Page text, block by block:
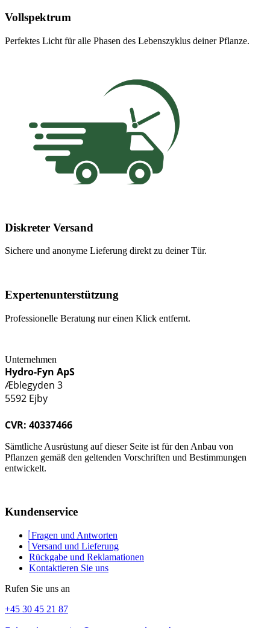
Vollspektrum
Perfektes Licht für alle Phasen des Lebenszyklus deiner Pflanze.
Diskreter Versand
Sichere und anonyme Lieferung direkt zu deiner Tür.
Expertenunterstützung
Professionelle Beratung nur einen Klick entfernt.
Unternehmen
Hydro-Fyn ApS
Æblegyden 3
5592 Ejby
CVR: 40337466
Sämtliche Ausrüstung auf dieser Seite ist für den Anbau von
Pflanzen gemäß den geltenden Vorschriften und Bestimmungen
entwickelt.
Kundenservice
Fragen und Antworten
Versand und Lieferung
Rückgabe und Reklamationen
Kontaktieren Sie uns
Rufen Sie uns an
+45 30 45 21 87